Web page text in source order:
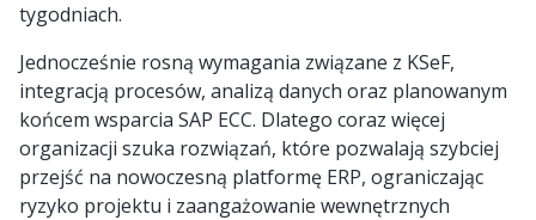
tygodniach.
Jednocześnie rosną wymagania związane z KSeF,
integracją procesów, analizą danych oraz planowanym
końcem wsparcia SAP ECC. Dlatego coraz więcej
organizacji szuka rozwiązań, które pozwalają szybciej
przejść na nowoczesną platformę ERP, ograniczając
ryzyko projektu i zaangażowanie wewnętrznych